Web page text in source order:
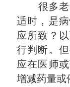
很多
适时，是
应所致？
行判断。
应在医师
增减药量或